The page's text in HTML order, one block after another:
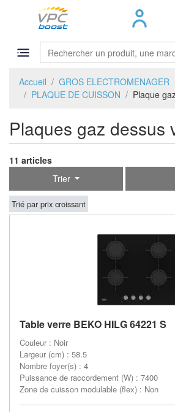
Accueil
GROS ELECTROMENAGER
PLAQUE DE CUISSON
Plaque
Plaques gaz dessus
11 articles
Trier
Trié par prix croissant
Table verre BEKO HILG 64221 S
Couleur : Noir
Largeur (cm) : 58.5
Nombre foyer(s) : 4
Puissance de raccordement (W) : 7400
Zone de cuisson modulable (flex) : Non